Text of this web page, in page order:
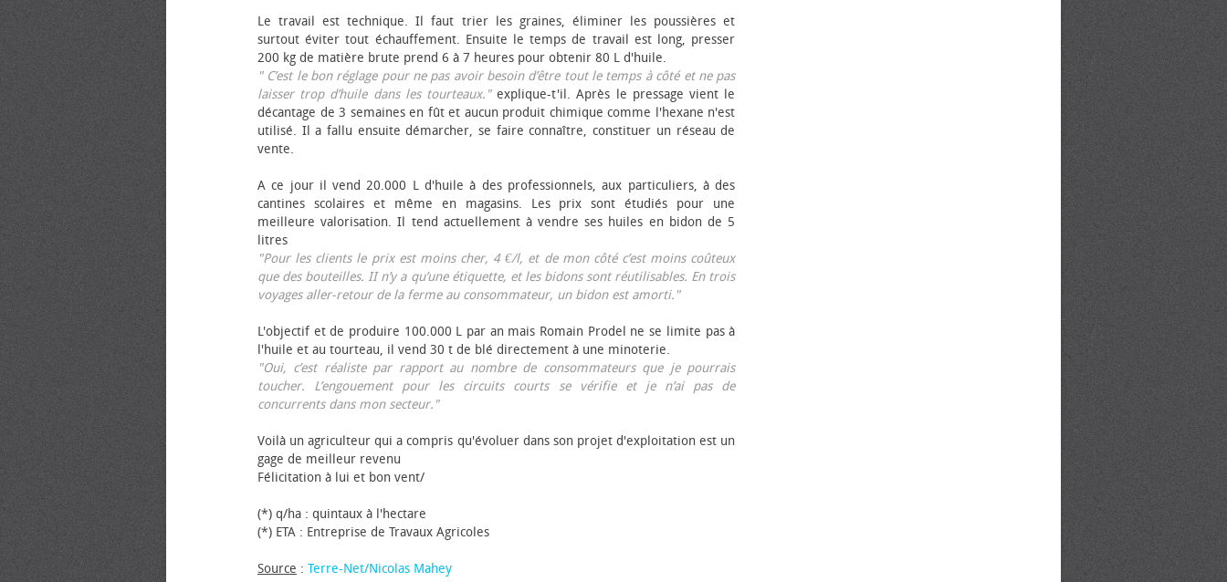
Le travail est technique. Il faut trier les graines, éliminer les poussières et
surtout éviter tout échauffement. Ensuite le temps de travail est long, presser
200 kg de matière brute prend 6 à 7 heures pour obtenir 80 L d'huile.
" C’est le bon réglage pour ne pas avoir besoin d’être tout le temps à côté et ne pas
laisser trop d’huile dans les tourteaux."explique-t'il. Après le pressage vient le
décantage de 3 semaines en fût et aucun produit chimique comme l'hexane n'est
utilisé. Il a fallu ensuite démarcher, se faire connaître, constituer un réseau de
vente.
A ce jour il vend 20.000 L d'huile à des professionnels, aux particuliers, à des
cantines scolaires et même en magasins. Les prix sont étudiés pour une
meilleure valorisation. Il tend actuellement à vendre ses huiles en bidon de 5
litres
"Pour les clients le prix est moins cher, 4 €/l, et de mon côté c’est moins coûteux
que des bouteilles. II n’y a qu’une étiquette, et les bidons sont réutilisables. En trois
voyages aller-retour de la ferme au consommateur, un bidon est amorti."
L'objectif et de produire 100.000 L par an mais Romain Prodel ne se limite pas à
l'huile et au tourteau, il vend 30 t de blé directement à une minoterie.
"Oui, c’est réaliste par rapport au nombre de consommateurs que je pourrais
toucher. L’engouement pour les circuits courts se vérifie et je n’ai pas de
concurrents dans mon secteur."
Voilà un agriculteur qui a compris qu'évoluer dans son projet d'exploitation est un
gage de meilleur revenu
Félicitation à lui et bon vent/
(*) q/ha : quintaux à l'hectare
(*) ETA : Entreprise de Travaux Agricoles
Source : Terre-Net/Nicolas Mahey